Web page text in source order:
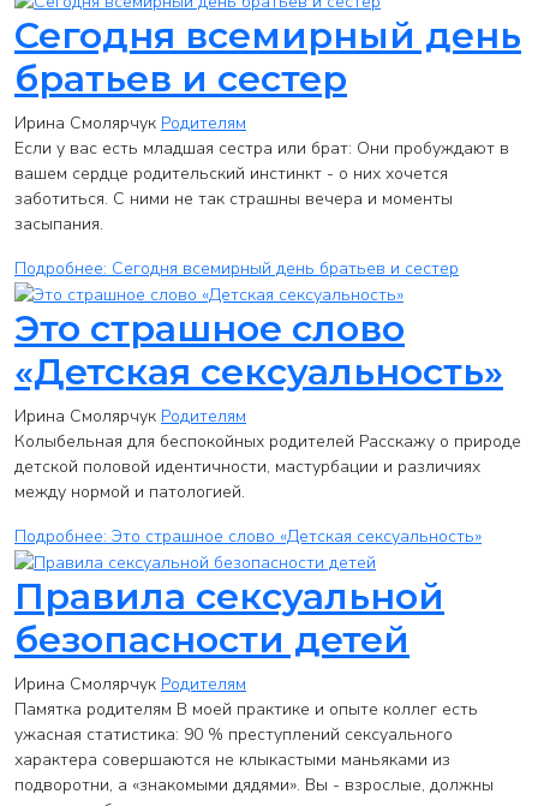
Сегодня всемирный день
братьев и сестер
Ирина Смолярчук Родителям
Если у вас есть младшая сестра или брат: Они пробуждают в
вашем сердце родительский инстинкт - о них хочется
заботиться. С ними не так страшны вечера и моменты
засыпания.
Подробнее: Сегодня всемирный день братьев и сестер
Это страшное слово
«Детская сексуальность»
Ирина Смолярчук Родителям
Колыбельная для беспокойных родителей Расскажу о природе
детской половой идентичности, мастурбации и различиях
между нормой и патологией.
Подробнее: Это страшное слово «Детская сексуальность»
Правила сексуальной
безопасности детей
Ирина Смолярчук Родителям
Памятка родителям В моей практике и опыте коллег есть
ужасная статистика: 90 % преступлений сексуального
характера совершаются не клыкастыми маньяками из
подворотни, а «знакомыми дядями». Вы - взрослые, должны